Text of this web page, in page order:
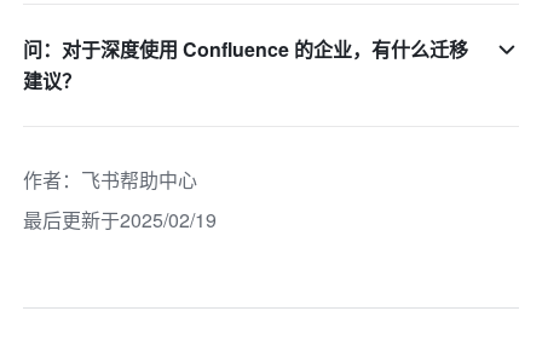
问：对于深度使用 Confluence 的企业，有什么迁移
建议？
作者： 飞书帮助中心
最后更新于2025/02/19